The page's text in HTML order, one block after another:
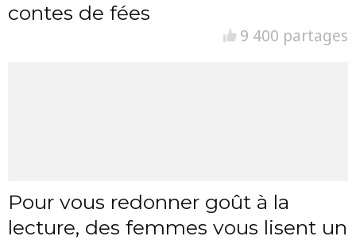
contes de fées
9 400 partages
Pour vous redonner goût à la
lecture, des femmes vous lisent un